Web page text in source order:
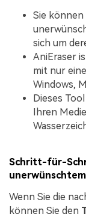
Sie
sich um
AniEraser
mit nur
Windows,
Dieses
Ihren
Schritt-für-
Wenn Sie die
können Sie den